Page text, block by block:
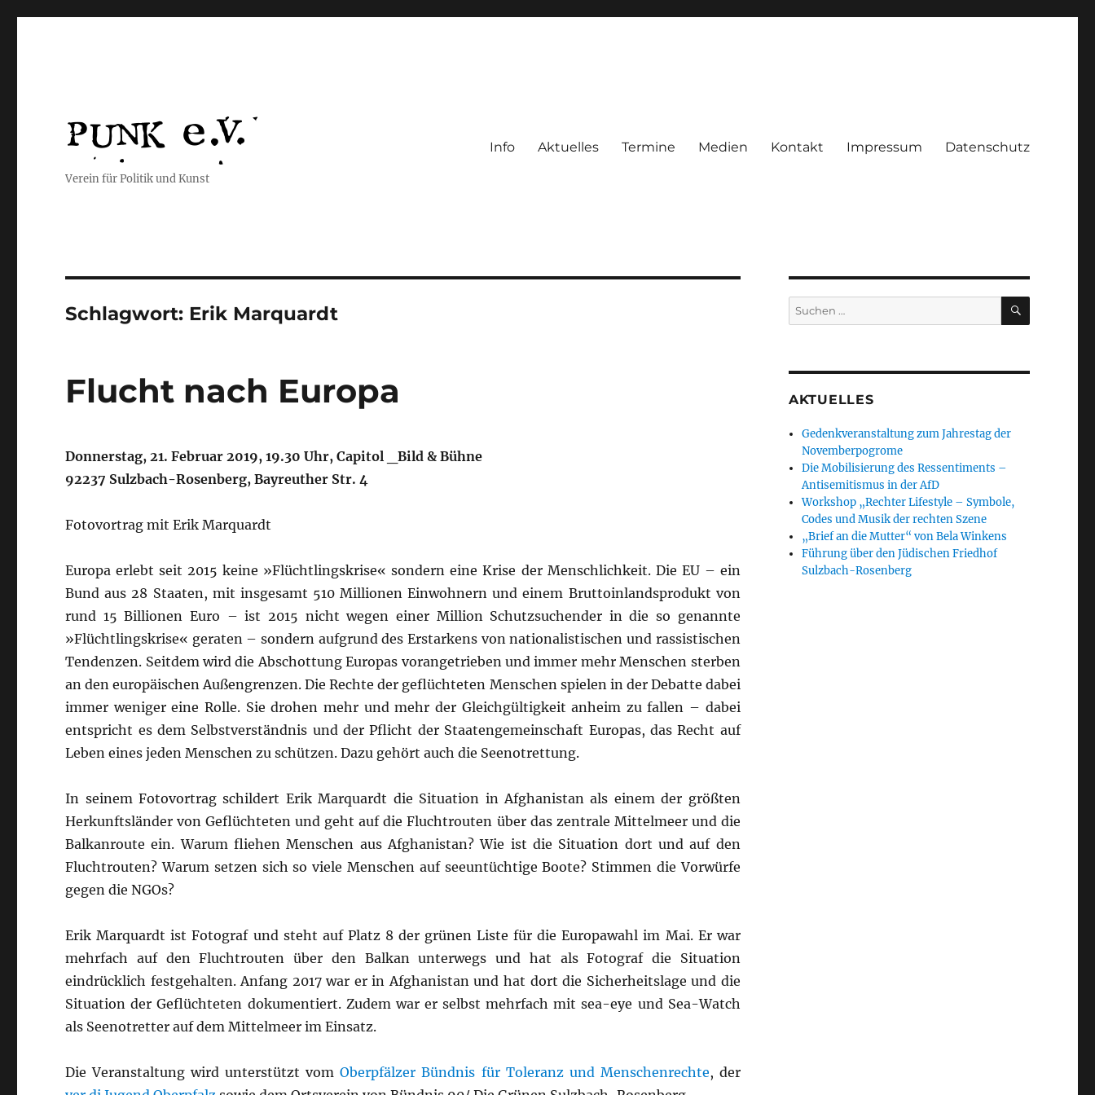
Verein für Politik und Kunst
Info Aktuelles Termine Medien Kontakt Impressum Datenschutz
Schlagwort: Erik Marquardt
Flucht nach Europa
Donnerstag, 21. Februar 2019, 19.30 Uhr, Capitol _Bild & Bühne
92237 Sulzbach-Rosenberg, Bayreuther Str. 4
Fotovortrag mit Erik Marquardt
Europa erlebt seit 2015 keine »Flüchtlingskrise« sondern eine Krise der Menschlichkeit. Die EU – ein
Bund aus 28 Staaten, mit insgesamt 510 Millionen Einwohnern und einem Bruttoinlandsprodukt von
rund 15 Billionen Euro – ist 2015 nicht wegen einer Million Schutzsuchender in die so genannte
»Flüchtlingskrise« geraten – sondern aufgrund des Erstarkens von nationalistischen und rassistischen
Tendenzen. Seitdem wird die Abschottung Europas vorangetrieben und immer mehr Menschen sterben
an den europäischen Außengrenzen. Die Rechte der geflüchteten Menschen spielen in der Debatte dabei
immer weniger eine Rolle. Sie drohen mehr und mehr der Gleichgültigkeit anheim zu fallen – dabei
entspricht es dem Selbstverständnis und der Pflicht der Staatengemeinschaft Europas, das Recht auf
Leben eines jeden Menschen zu schützen. Dazu gehört auch die Seenotrettung.
In seinem Fotovortrag schildert Erik Marquardt die Situation in Afghanistan als einem der größten
Herkunftsländer von Geflüchteten und geht auf die Fluchtrouten über das zentrale Mittelmeer und die
Balkanroute ein. Warum fliehen Menschen aus Afghanistan? Wie ist die Situation dort und auf den
Fluchtrouten? Warum setzen sich so viele Menschen auf seeuntüchtige Boote? Stimmen die Vorwürfe
gegen die NGOs?
Erik Marquardt ist Fotograf und steht auf Platz 8 der grünen Liste für die Europawahl im Mai. Er war
mehrfach auf den Fluchtrouten über den Balkan unterwegs und hat als Fotograf die Situation
eindrücklich festgehalten. Anfang 2017 war er in Afghanistan und hat dort die Sicherheitslage und die
Situation der Geflüchteten dokumentiert. Zudem war er selbst mehrfach mit sea-eye und Sea-Watch
als Seenotretter auf dem Mittelmeer im Einsatz.
Die Veranstaltung wird unterstützt vomOberpfälzer Bündnis für Toleranz und Menschenrechte, der
Suchen
nach:
SUCHEN
AKTUELLES
Gedenkveranstaltung zum Jahrestag der
Novemberpogrome
Die Mobilisierung des Ressentiments –
Antisemitismus in der AfD
Workshop „Rechter Lifestyle – Symbole,
Codes und Musik der rechten Szene
„Brief an die Mutter“ von Bela Winkens
Führung über den Jüdischen Friedhof
Sulzbach-Rosenberg